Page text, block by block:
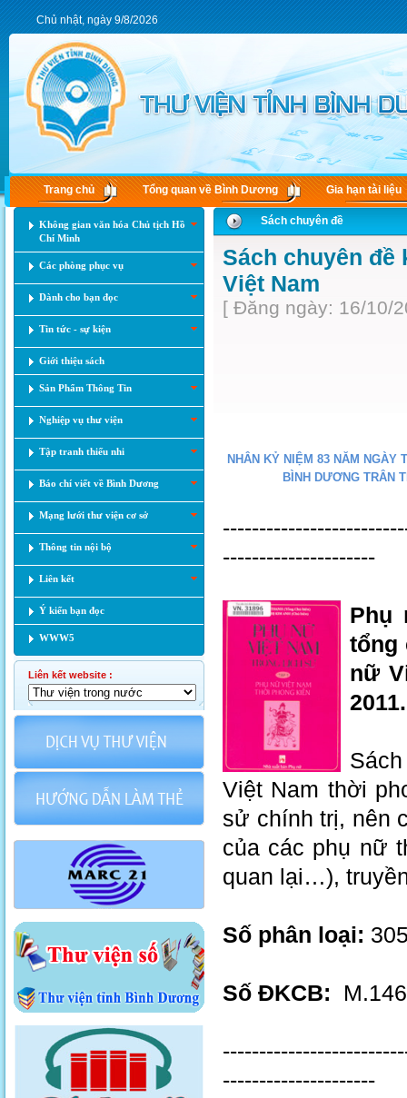
Chủ nhật, ngày 9/8/2026
Trang chủ Tổng quan về Bình Dương Gia hạn tài liệu
Không gian văn hóa Chủ tịch Hồ
Chí Minh
Các phòng phục vụ
Dành cho bạn đọc
Tin tức - sự kiện
Giới thiệu sách
Sản Phẩm Thông Tin
Nghiệp vụ thư viện
Tập tranh thiếu nhi
Báo chí viết về Bình Dương
Mạng lưới thư viện cơ sở
Thông tin nội bộ
Liên kết
Ý kiến bạn đọc
WWW5
Liên kết website :
Sách chuyên đề
Sách chuyên đề
Việt Nam
[ Đăng ngày: 16/10/
NHÂN KỶ NIỆM 83 NĂM NGÀY
BÌNH DƯƠNG TRÂN
---------------------
Phụ
tổng
nữ
Việt Nam thời
sử chính trị, nên
của các phụ nữ
quan lại…),
Số phân loại:
Số ĐKCB:
---------------------